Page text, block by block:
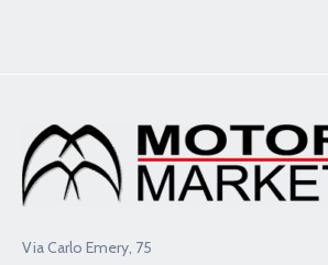
Via Carlo Emery, 75